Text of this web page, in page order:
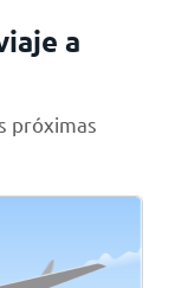
a
próximas